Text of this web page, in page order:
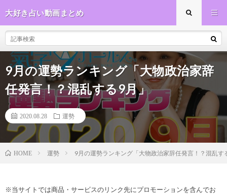
大好き占い動画まとめ
9月の運勢ランキング「大物政治家辞
任発言！？混乱する9月」
2020.08.28 運勢
HOME 運勢 9月の運勢ランキング「大物政治家辞任発言！？混乱す
※当サイトでは商品・サービスのリンク先にプロモーションを含んでお